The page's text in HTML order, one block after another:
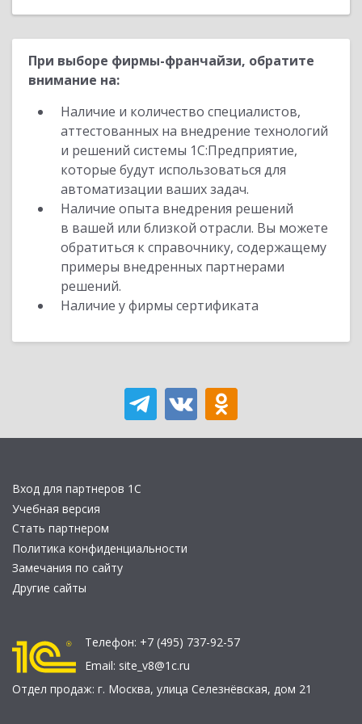
При выборе фирмы-франчайзи, обратите
внимание на:
Наличие и количество специалистов,
аттестованных на внедрение технологий
и решений системы 1С:Предприятие,
которые будут использоваться для
автоматизации ваших задач.
Наличие опыта внедрения решений
в вашей или близкой отрасли. Вы можете
обратиться к справочнику, содержащему
примеры внедренных партнерами
решений.
Наличие у фирмы сертификата
Вход для партнеров 1С
Учебная версия
Стать партнером
Политика конфиденциальности
Замечания по сайту
Другие сайты
Телефон: +7 (495) 737-92-57
Email: site_v8@1c.ru
Отдел продаж: г. Москва, улица Селезнёвская, дом 21